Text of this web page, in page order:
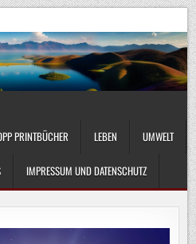
PRINTBÜCHER LEBEN UMWELT
IMPRESSUM UND DATENSCHUTZ